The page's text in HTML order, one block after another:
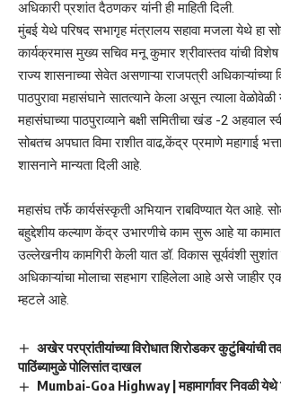
अधिकारी प्रशांत दैठणकर यांनी ही माहिती दिली.
मुंबई येथे परिषद सभागृह मंत्रालय सहावा मजला येथे हा
कार्यक्रमास मुख्य सचिव मनू कुमार श्रीवास्तव यांची
राज्य शासनाच्या सेवेत असणाऱ्या राजपत्री अधिकाऱ्यांच्या
पाठपुरावा महासंघाने सातत्याने केला असून त्याला
महासंघाच्या पाठपुराव्याने बक्षी समितीचा खंड -2 अहवाल
सोबतच अपघात विमा राशीत वाढ,केंद्र प्रमाणे महागाई
शासनाने मान्यता दिली आहे.
महासंघ तर्फे कार्यसंस्कृती अभियान राबविण्यात येत आहे.
बहुद्देशीय कल्याण केंद्र उभारणीचे काम सुरू आहे या कामात
उल्लेखनीय कामगिरी केली यात डॉ. विकास सूर्यवंशी
अधिकाऱ्यांचा मोलाचा सहभाग राहिलेला आहे असे जाहीर
म्हटले आहे.
अखेर परप्रांतीयांच्या विरोधात शिरोडकर कुटुंबियांची
पाठिंब्यामुळे पोलिसांत दाखल
Mumbai-Goa Highway | महामार्गावर निवळी येथे